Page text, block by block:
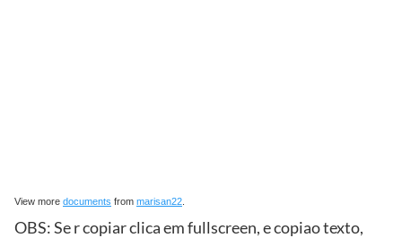
View more documents from marisan22
OBS: Se r copiar clica em fullscreen, e copiao texto,